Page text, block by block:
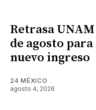
Retrasa
de agosto
nuevo ingreso
24 MÉXICO
agosto 4, 2026